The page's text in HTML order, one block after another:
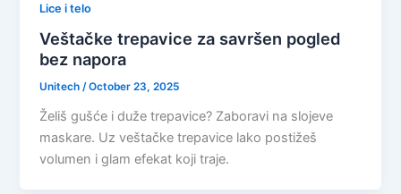
Lice i telo
Veštačke trepavice za savršen pogled
bez napora
Unitech/October 23, 2025
Želiš gušće i duže trepavice? Zaboravi na slojeve
maskare. Uz veštačke trepavice lako postižeš
volumen i glam efekat koji traje.